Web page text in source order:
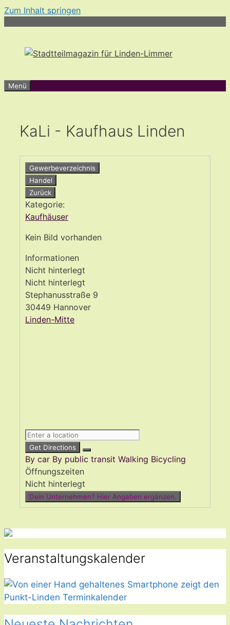
Zum Inhalt springen
Menü
KaLi - Kaufhaus Linden
Gewerbeverzeichnis
Handel
Zurück
Kategorie:
Kaufhäuser
Kein Bild vorhanden
Informationen
Nicht hinterlegt
Nicht hinterlegt
Stephanusstraße 9
30449 Hannover
Linden-Mitte
Get Directions
By car By public transit Walking Bicycling
Öffnungszeiten
Nicht hinterlegt
Dein Unternehmen? Hier Angaben ergänzen.
Veranstaltungskalender